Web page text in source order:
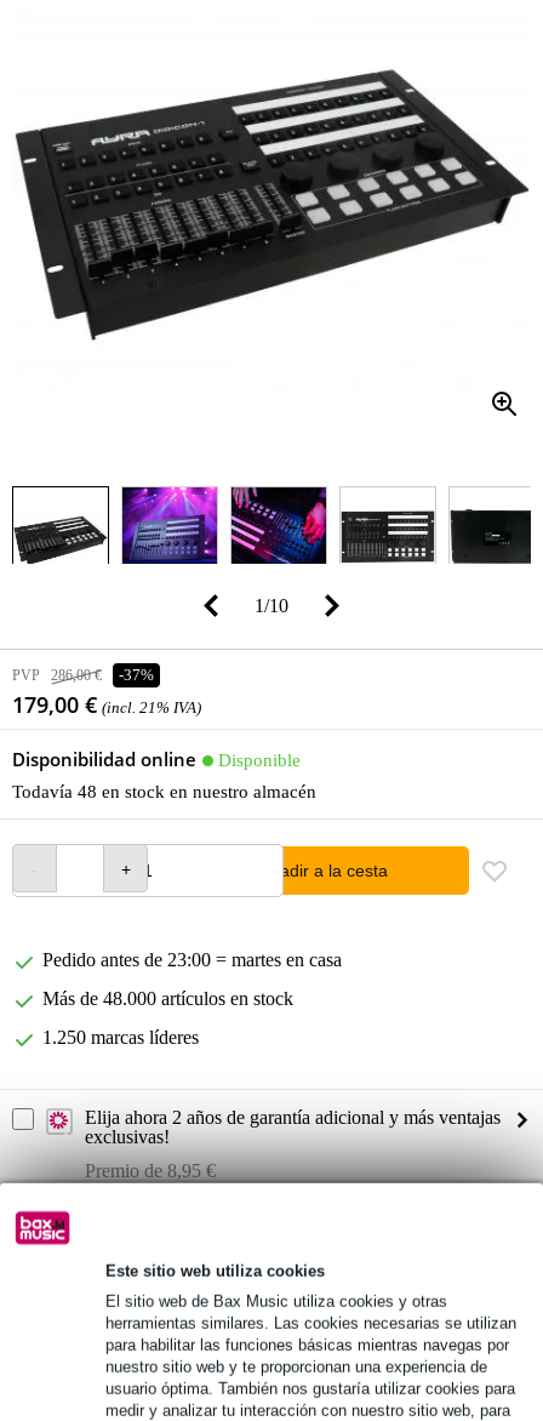
Este sitio web utiliza cookies
El sitio web de Bax Music utiliza cookies y otras
herramientas similares. Las cookies necesarias se utilizan
para habilitar las funciones básicas mientras navegas por
nuestro sitio web y te proporcionan una experiencia de
usuario óptima. También nos gustaría utilizar cookies para
medir y analizar tu interacción con nuestro sitio web, para
1/10
PVP 286,00 € -37%
179,00 € (incl. 21% IVA)
Disponibilidad online
Disponible
Todavía 48 en stock en nuestro almacén
añadir a la cesta
Pedido antes de 23:00 = martes en casa
Más de 48.000 artículos en stock
1.250 marcas líderes
Elija ahora 2 años de garantía adicional y más ventajas
exclusivas!
Premio de 8,95 €
Información del producto
Ayra DigiCon-1
Control de iluminación USB/MIDI para software DMX
compatibilidad nativa con Nicolaudie Sunlite Suite 3
Especificaciones completas